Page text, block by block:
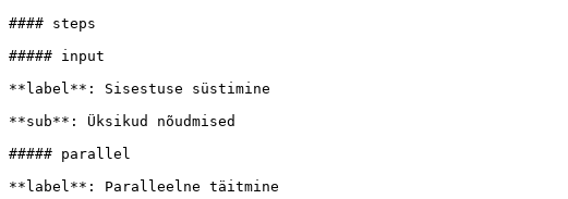
#### steps
##### input
**label**: Sisestuse süstimine
**sub**: Üksikud nõudmised
##### parallel
**label**: Paralleelne täitmine